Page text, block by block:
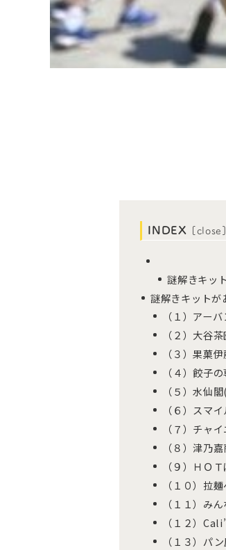
INDEX [ close ]
謎解きキッ
謎解きキットが
（１）アー
（２）大谷
（３）果菓
（４）餃子
（５）水仙
（６）スマ
（７）チャ
（８）津乃
（９）ＨＯ
（１０）拉
（１１）み
（１２）
（１３）パ